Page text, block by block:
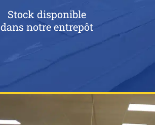
Stock disponible
dans notre entrepôt